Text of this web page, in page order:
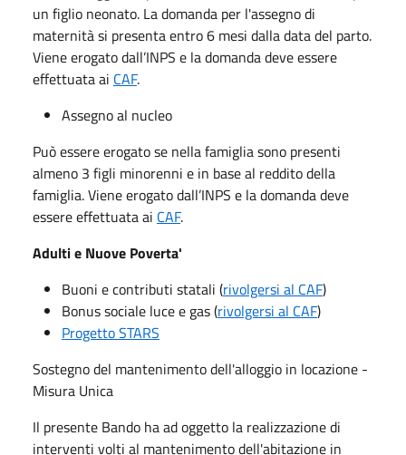
un figlio neonato. La domanda per l'assegno di
maternità si presenta entro 6 mesi dalla data del parto.
Viene erogato dall’INPS e la domanda deve essere
effettuata ai CAF.
Assegno al nucleo
Può essere erogato se nella famiglia sono presenti
almeno 3 figli minorenni e in base al reddito della
famiglia. Viene erogato dall’INPS e la domanda deve
essere effettuata ai CAF.
Adulti e Nuove Poverta'
Buoni e contributi statali (rivolgersi al CAF)
Bonus sociale luce e gas (rivolgersi al CAF)
Progetto STARS
Sostegno del mantenimento dell'alloggio in locazione -
Misura Unica
Il presente Bando ha ad oggetto la realizzazione di
interventi volti al mantenimento dell'abitazione in